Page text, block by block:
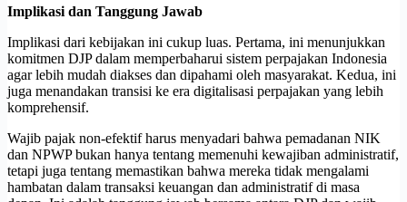
Implikasi dan Tanggung Jawab
Implikasi dari kebijakan ini cukup luas. Pertama, ini menunjukkan
komitmen DJP dalam memperbaharui sistem perpajakan Indonesia
agar lebih mudah diakses dan dipahami oleh masyarakat. Kedua, ini
juga menandakan transisi ke era digitalisasi perpajakan yang lebih
komprehensif.
Wajib pajak non-efektif harus menyadari bahwa pemadanan NIK
dan NPWP bukan hanya tentang memenuhi kewajiban administratif,
tetapi juga tentang memastikan bahwa mereka tidak mengalami
hambatan dalam transaksi keuangan dan administratif di masa